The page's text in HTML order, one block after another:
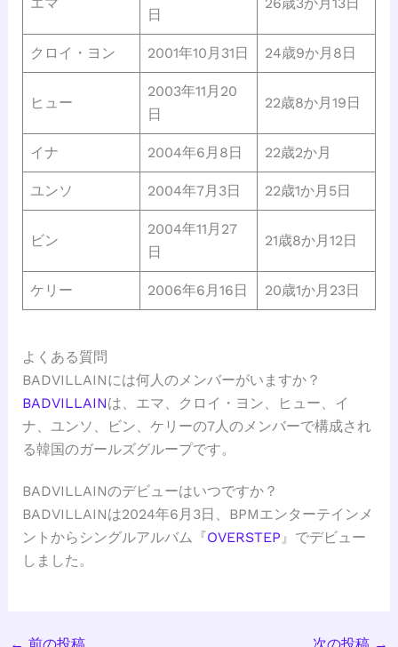
日
クロイ・ヨン 2001年10月31日 24歳9か月8日
ヒュー
2003年11月20
日
22歳8か月19日
イナ 2004年6月8日 22歳2か月
ユンソ 2004年7月3日 22歳1か月5日
ビン
2004年11月27
日
21歳8か月12日
ケリー 2006年6月16日 20歳1か月23日
よくある質問
BADVILLAINには何人のメンバーがいますか？
BADVILLAINは、エマ、クロイ・ヨン、ヒュー、イ
ナ、ユンソ、ビン、ケリーの7人のメンバーで構成され
る韓国のガールズグループです。
BADVILLAINのデビューはいつですか？
BADVILLAINは2024年6月3日、BPMエンターテインメ
ントからシングルアルバム『OVERSTEP 』でデビュー
しました。